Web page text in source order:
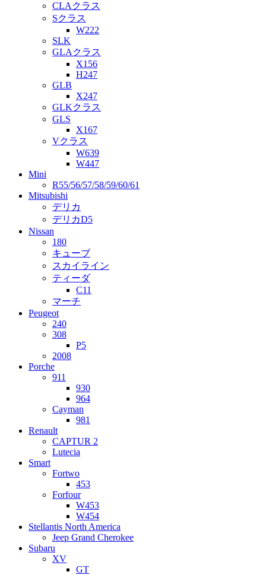
CLAクラス
Sクラス
W222
SLK
GLAクラス
X156
H247
GLB
X247
GLKクラス
GLS
X167
Vクラス
W639
W447
Mini
R55/56/57/58/59/60/61
Mitsubishi
デリカ
デリカD5
Nissan
180
キューブ
スカイライン
ティーダ
C11
マーチ
Peugeot
240
308
P5
2008
Porche
911
930
964
Cayman
981
Renault
CAPTUR 2
Lutecia
Smart
Fortwo
453
Forfour
W453
W454
Stellantis North America
Jeep Grand Cherokee
Subaru
XV
GT